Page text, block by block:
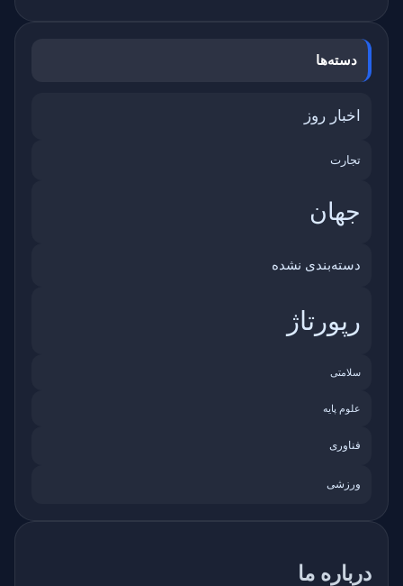
دسته‌ها
اخبار روز
تجارت
جهان
دسته‌بندی نشده
رپورتاژ
سلامتی
علوم پایه
فناوری
ورزشی
درباره ما